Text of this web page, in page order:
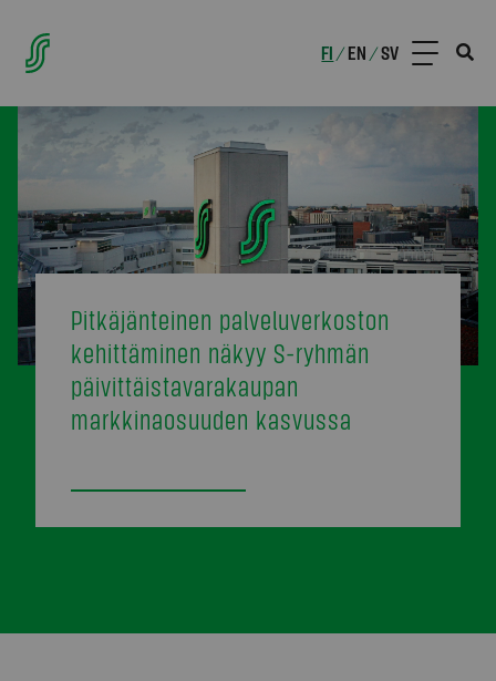
FI /EN /SV
Pitkäjänteinen palveluverkoston
kehittäminen näkyy S-ryhmän
päivittäistavarakaupan
markkinaosuuden kasvussa